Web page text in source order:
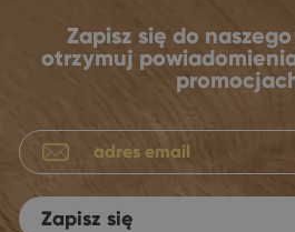
Zapisz się do
otrzymuj
Zapisz się